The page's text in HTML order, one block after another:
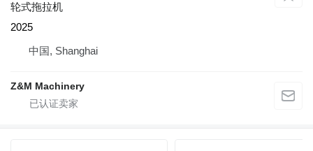
轮式拖拉机
2025
中国, Shanghai
Z&M Machinery